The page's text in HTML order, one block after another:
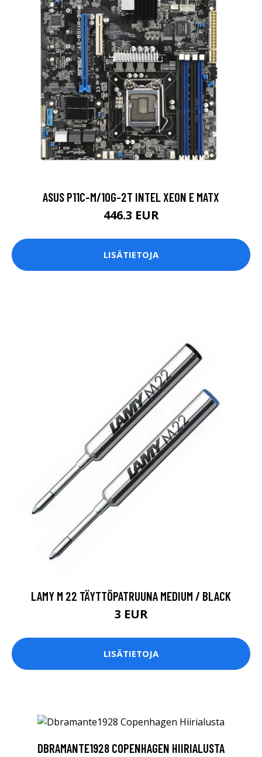
ASUS P11C-M/10G-2T INTEL XEON E MATX
446.3 EUR
LISÄTIETOJA
LAMY M 22 TÄYTTÖPATRUUNA MEDIUM / BLACK
3 EUR
LISÄTIETOJA
DBRAMANTE1928 COPENHAGEN HIIRIALUSTA